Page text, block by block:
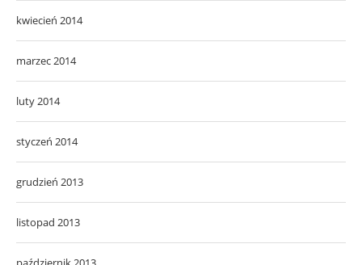
kwiecień 2014
marzec 2014
luty 2014
styczeń 2014
grudzień 2013
listopad 2013